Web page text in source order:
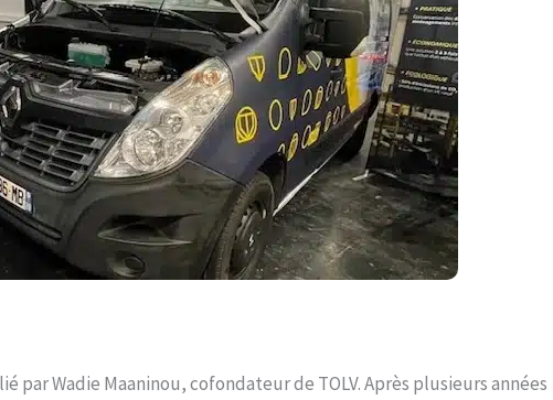
par Wadie Maaninou, cofondateur de TOLV. Après plusieurs années